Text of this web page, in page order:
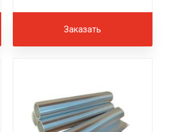
Заказать